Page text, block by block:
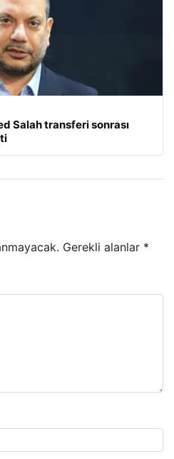
Salah transferi sonrası
Gerekli alanlar *